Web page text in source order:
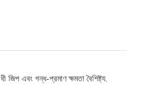
এবং গন্ধ-প্রমাণ ক্ষমতা বৈশিষ্ট্য.